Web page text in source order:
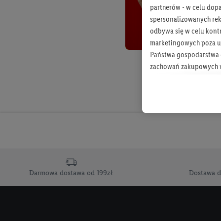
Darmowa dostawa od 199zł Dostawa
partnerów - w celu
spersonalizowanych
odbywa się w celu
marketingowych poza
Państwa
zachowań zakupowych
Tworzenie
usług. Obejmuje to
informacji z konta
końcowych w celu
przetwarzanie
opracowywania ofert
Jeśli użytkownik